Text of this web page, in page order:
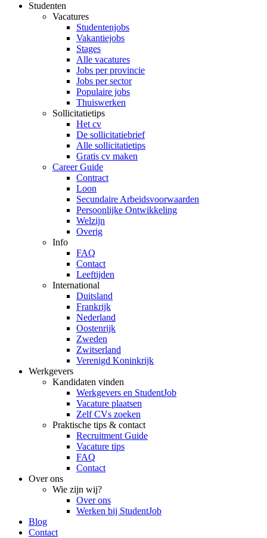
Studenten
Vacatures
Studentenjobs
Vakantiejobs
Stages
Alle vacatures
Jobs per provincie
Jobs per sector
Populaire jobs
Thuiswerken
Sollicitatietips
Het cv
De sollicitatiebrief
Alle sollicitatietips
Gratis cv maken
Career Guide
Contract
Loon
Secundaire Arbeidsvoorwaarden
Persoonlijke Ontwikkeling
Welzijn
Overig
Info
FAQ
Contact
Leeftijden
International
Duitsland
Frankrijk
Nederland
Oostenrijk
Zweden
Zwitserland
Verenigd Koninkrijk
Werkgevers
Kandidaten vinden
Werkgevers en StudentJob
Vacature plaatsen
Zelf CVs zoeken
Praktische tips & contact
Recruitment Guide
Vacature tips
FAQ
Contact
Over ons
Wie zijn wij?
Over ons
Werken bij StudentJob
Blog
Contact